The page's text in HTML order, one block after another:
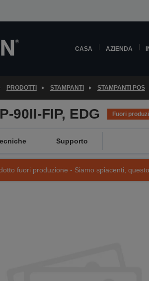
CASA AZIENDA
PRODOTTI STAMPANTI STAMPANTI POS
90II-FIP, EDG Fuori
Supporto
fuori produzione - Siamo spiacenti,